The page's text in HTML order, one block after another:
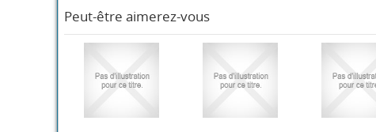
Peut-être aimerez-vous